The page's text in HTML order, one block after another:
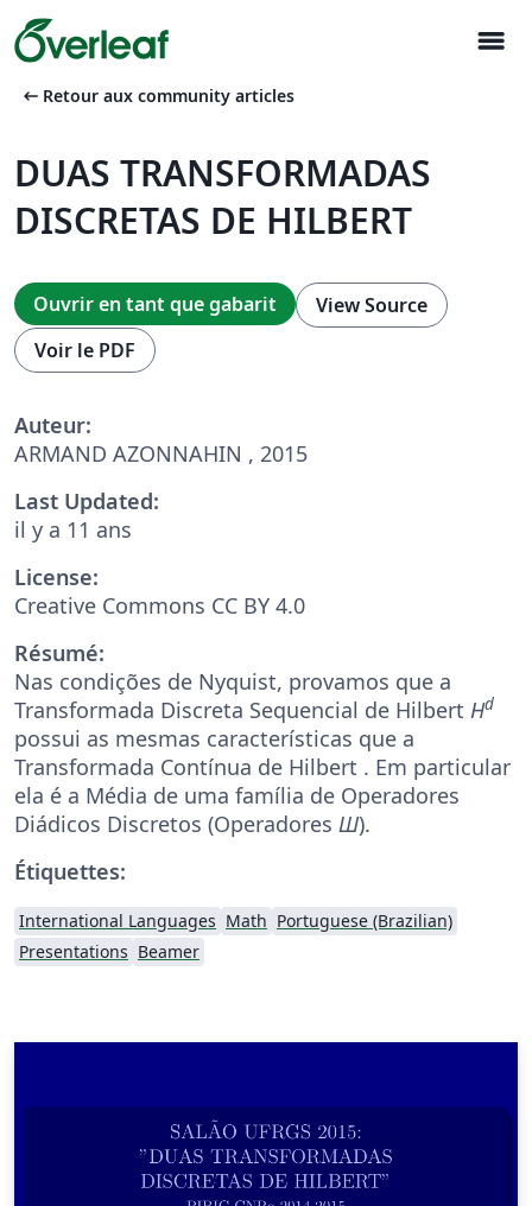
menu
arrow_left_alt Retour aux community articles
DUAS TRANSFORMADAS
DISCRETAS DE HILBERT
Ouvrir en tant que gabarit
View Source
Voir le PDF
Auteur:
ARMAND AZONNAHIN , 2015
Last Updated:
il y a 11 ans
License:
Creative Commons CC BY 4.0
Résumé:
Nas condições de Nyquist, provamos que a
Transformada Discreta Sequencial de Hilbert Hd
possui as mesmas características que a
Transformada Contínua de Hilbert . Em particular
ela é a Média de uma família de Operadores
Diádicos Discretos (Operadores Ш).
Étiquettes:
International Languages Math Portuguese (Brazilian)
Presentations Beamer